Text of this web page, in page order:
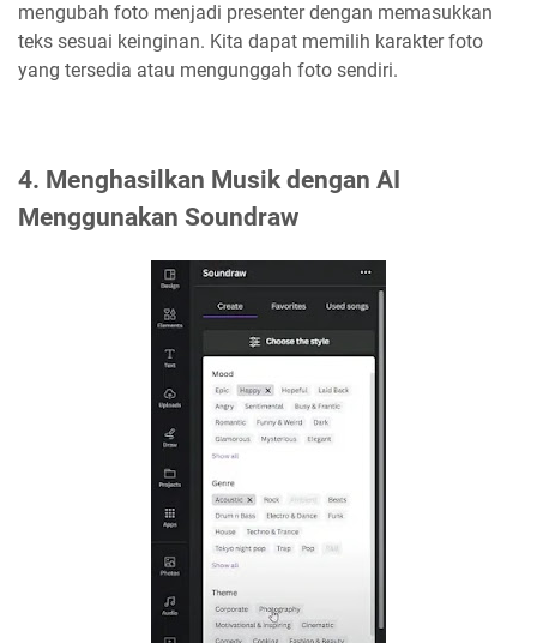
mengubah foto menjadi presenter dengan memasukkan
teks sesuai keinginan. Kita dapat memilih karakter foto
yang tersedia atau mengunggah foto sendiri.
4. Menghasilkan Musik dengan AI
Menggunakan Soundraw